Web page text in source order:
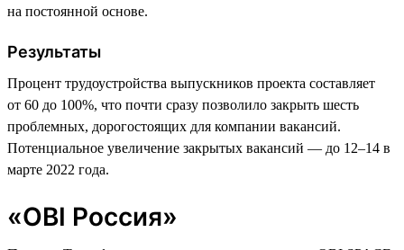
на постоянной основе.
Результаты
Процент трудоустройства выпускников проекта составляет
от 60 до 100%, что почти сразу позволило закрыть шесть
проблемных, дорогостоящих для компании вакансий.
Потенциальное увеличение закрытых вакансий — до 12–14 в
марте 2022 года.
«OBI Россия»